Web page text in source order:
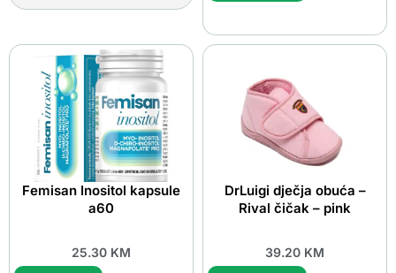
Femisan Inositol kapsule
a60
25.30 KM
DrLuigi dječja obuća –
Rival čičak – pink
39.20 KM